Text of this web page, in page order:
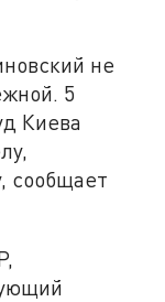
не
5
Киева
сообщает